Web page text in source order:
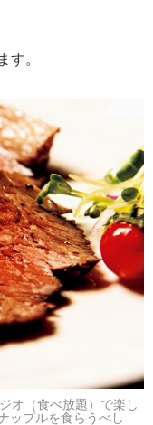
。
オ（食べ放題）で楽し
ップルを食らうべし